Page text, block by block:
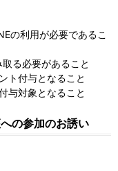
の利用が必要であるこ
る必要があること
ト付与となること
与対象となること
の参加のお誘い